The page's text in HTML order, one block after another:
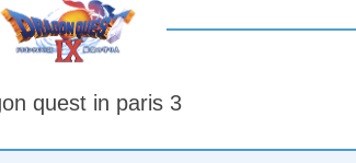
quest in paris 3